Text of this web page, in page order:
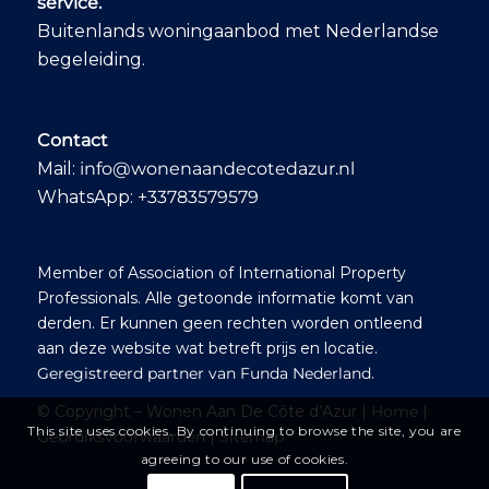
phone, and
WhatsApp – even in
the evenings and on
shortlist of six villas
that stood out to us,
after which we
travelled to the
organised the entire
tour and
accompanied us
throughout the day
with advice and
guidance, including
tips along the way,
such as a charming
local market where
we enjoyed a lovely
lunch. We found our
Buitenlands woningaanbod met Nederlandse
begeleiding.
Contact
Mail: info@wonenaandecotedazur.nl
WhatsApp: +33783579579
Member of Association of International Property
Professionals. Alle getoonde informatie komt van
derden. Er kunnen geen rechten worden ontleend
aan deze website wat betreft prijs en locatie.
Geregistreerd partner van Funda Nederland.
© Copyright – Wonen Aan De Côte d’Azur | Home|
Gebruiksvoorwaarden|Sitemap
This site uses cookies. By continuing to browse the site, you are
agreeing to our use of cookies.